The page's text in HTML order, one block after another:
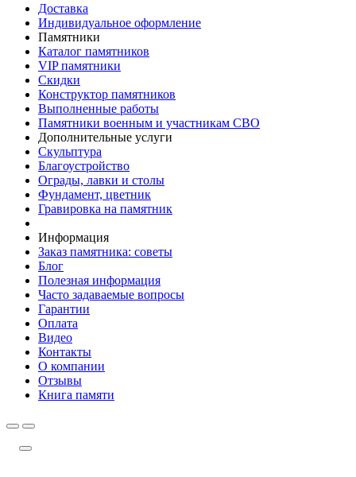
Доставка
Индивидуальное оформление
Памятники
Каталог памятников
VIP памятники
Скидки
Конструктор памятников
Выполненные работы
Памятники военным и участникам СВО
Дополнительные услуги
Скульптура
Благоустройство
Ограды, лавки и столы
Фундамент, цветник
Гравировка на памятник
Информация
Заказ памятника: советы
Блог
Полезная информация
Часто задаваемые вопросы
Гарантии
Оплата
Видео
Контакты
О компании
Отзывы
Книга памяти